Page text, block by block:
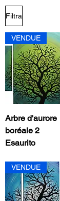
Filtra
VENDUE
Arbre d'aurore
boréale 2
Esaurito
VENDUE